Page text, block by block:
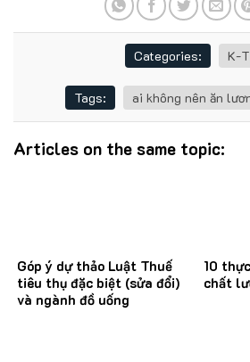
Categories: K-
Tags: ai không nên ăn
Articles on the same topic:
Góp ý dự thảo Luật Thuế
tiêu thụ đặc biệt (sửa đổi)
và ngành đồ uống
10
chất